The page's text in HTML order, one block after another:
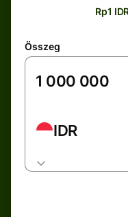
Rp1
Összeg
IDR